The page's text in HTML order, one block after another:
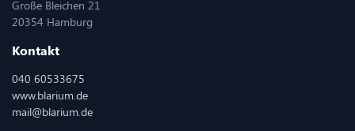
Große Bleichen 21
20354 Hamburg
Kontakt
040 60533675
www.blarium.de
mail@blarium.de